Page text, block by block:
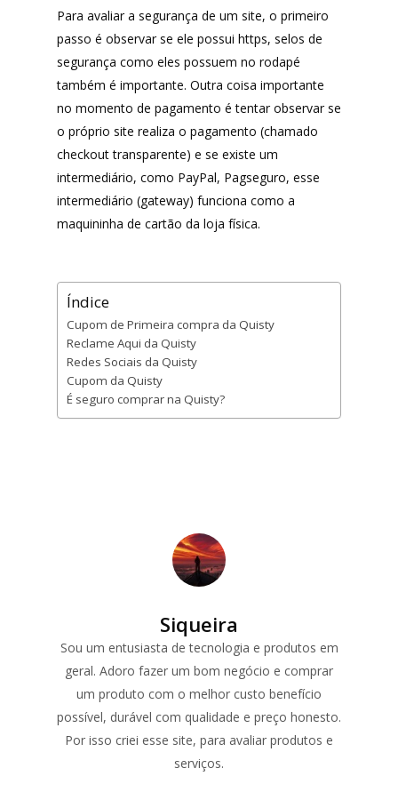
Para avaliar a segurança de um site, o primeiro
passo é observar se ele possui https, selos de
segurança como eles possuem no rodapé
também é importante. Outra coisa importante
no momento de pagamento é tentar observar se
o próprio site realiza o pagamento (chamado
checkout transparente) e se existe um
intermediário, como PayPal, Pagseguro, esse
intermediário (gateway) funciona como a
maquininha de cartão da loja física.
Índice
Cupom de Primeira compra da Quisty
Reclame Aqui da Quisty
Redes Sociais da Quisty
Cupom da Quisty
É seguro comprar na Quisty?
Siqueira
Sou um entusiasta de tecnologia e produtos em
geral. Adoro fazer um bom negócio e comprar
um produto com o melhor custo benefício
possível, durável com qualidade e preço honesto.
Por isso criei esse site, para avaliar produtos e
serviços.